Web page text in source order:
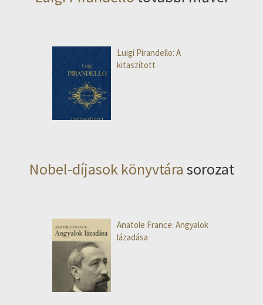
Luigi Pirandello: A
kitaszított
Nobel-díjasok könyvtára sorozat
Anatole France: Angyalok
lázadása